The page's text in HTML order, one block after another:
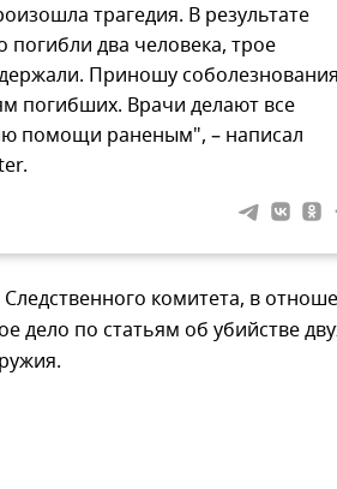
трагедия. В результате
погибли два человека, трое
Приношу
погибших. Врачи делают все
помощи раненым", – написал
комитета, в
дело по статьям об убийстве